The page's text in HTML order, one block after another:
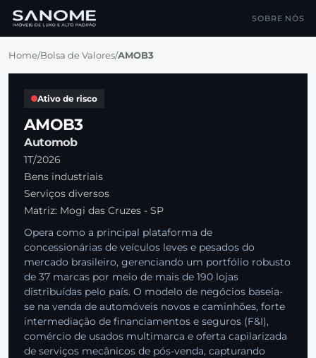
SOBRE NÓS
Home/Bolsa de Valores/AMOB3
Ativo de risco
AMOB3
Automob
1T/2026
Bens industriais
Serviços diversos
Matriz: Mogi das Cruzes - SP
Opera como a principal plataforma de
concessionárias de veículos leves e pesados do
mercado brasileiro, gerenciando um portfólio robusto
de 37 marcas por meio de mais de 190 lojas
distribuídas pelo país. O modelo de negócios baseia-
se na venda de automóveis novos e caminhões, forte
intermediação de financiamentos e seguros (F&I),
comércio de usados multimarca e oferta capilarizada
de serviços mecânicos de pós-venda, capturando